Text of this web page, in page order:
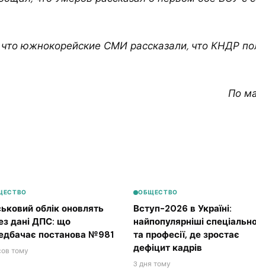
южнокорейские СМИ рассказали, что КНДР
По
облік оновлять
дані ДПС: що
постанова №981
тому
ОБЩЕСТВО
Вступ-2026 в Україні:
найпопулярніші
та професії, де зростає
дефіцит кадрів
3 дня тому